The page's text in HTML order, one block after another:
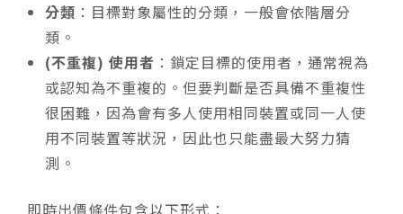
分類 ：目標對象屬性的分類，一般會依階層分
類。
(不重複) 使用者 ：鎖定目標的使用者，通常視為
或認知為不重複的。但要判斷是否具備不重複性
很困難，因為會有多人使用相同裝置或同一人使
用不同裝置等狀況，因此也只能盡最大努力猜
測。